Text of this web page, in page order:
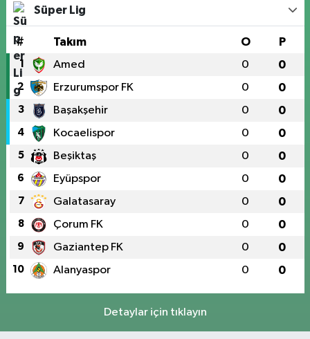
Süper Lig
# Takım O P
1 Amed 0 0
2 Erzurumspor FK 0 0
3 Başakşehir 0 0
4 Kocaelispor 0 0
5 Beşiktaş 0 0
6 Eyüpspor 0 0
7 Galatasaray 0 0
8 Çorum FK 0 0
9 Gaziantep FK 0 0
10 Alanyaspor 0 0
Detaylar için tıklayın